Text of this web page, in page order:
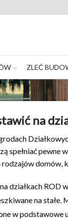
ZLEĆ
na
spełniać
domów,
działkach ROD
na
w podstawowe